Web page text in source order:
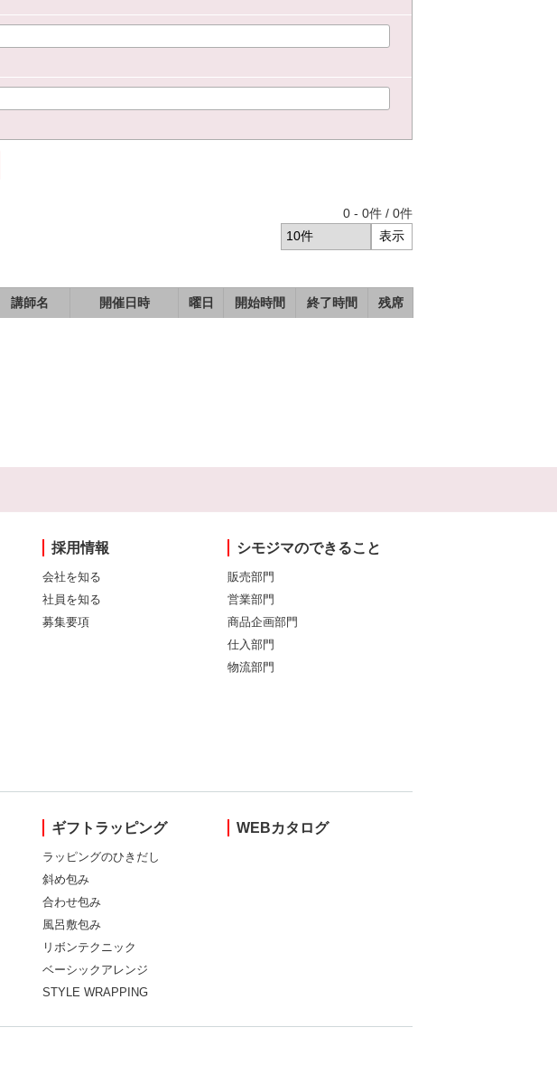
0 - 0件 / 0件
講師名 開催日時 曜日 開始時間 終了時間 残席
採用情報
会社を知る
社員を知る
募集要項
シモジマのできること
販売部門
営業部門
商品企画部門
仕入部門
物流部門
ギフトラッピング
ラッピングのひきだし
斜め包み
合わせ包み
風呂敷包み
リボンテクニック
ベーシックアレンジ
STYLE WRAPPING
WEBカタログ